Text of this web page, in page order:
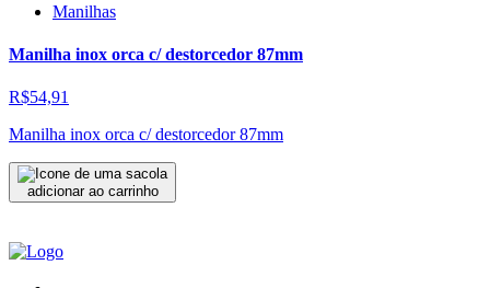
Manilhas
Manilha inox orca c/ destorcedor 87mm
R$54,91
Manilha inox orca c/ destorcedor 87mm
adicionar ao carrinho